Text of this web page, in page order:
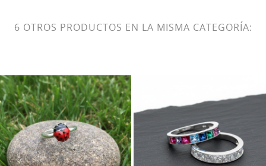
6 OTROS PRODUCTOS EN LA MISMA CATEGORÍA: